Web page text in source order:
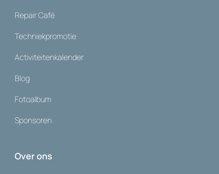
Repair Café
Techniekpromotie
Activiteitenkalender
Blog
Fotoalbum
Sponsoren
Over ons